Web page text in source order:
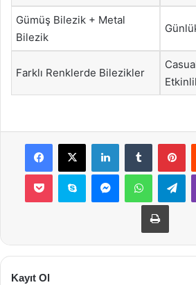
Gümüş Bilezik + Metal
Bilezik
Farklı Renklerde Bilezikler
Facebook
X LinkedInTumblr
Pocket Skype MessengerWhatsApp
Yazdır
Kayıt Ol